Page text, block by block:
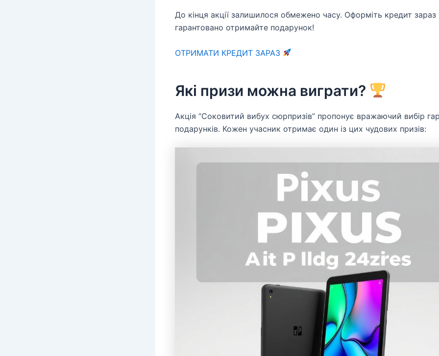
До кінця акції залишилося обмежено часу. Оформіть кредит зараз
гарантовано отримайте подарунок!
ОТРИМАТИ КРЕДИТ ЗАРАЗ
Які призи можна виграти?
Акція “Соковитий вибух сюрпризів” пропонує вражаючий вибір
подарунків. Кожен учасник отримає один із цих чудових призів: